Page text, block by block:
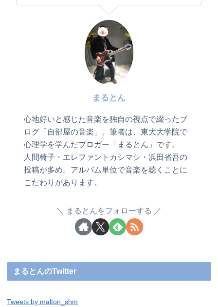
まるとん
心地好いと感じた音楽を独自の視点で綴ったブ
ログ「自部屋の音楽」。筆者は、東大大学院で
心理学を学んだブロガー「まるとん」です。
人間椅子・エレファントカシマシ・浜田省吾の
投稿が多め。アルバム単位で音楽を聴くことに
こだわりがあります。
まるとんをフォローする
まるとんのTwitter
Tweets by malton_shm